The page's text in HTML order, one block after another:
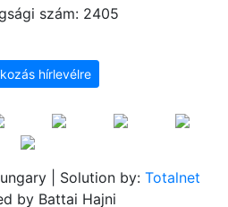
szám: 2405
hírlevélre
| Solution by: Totalnet
by Battai Hajni